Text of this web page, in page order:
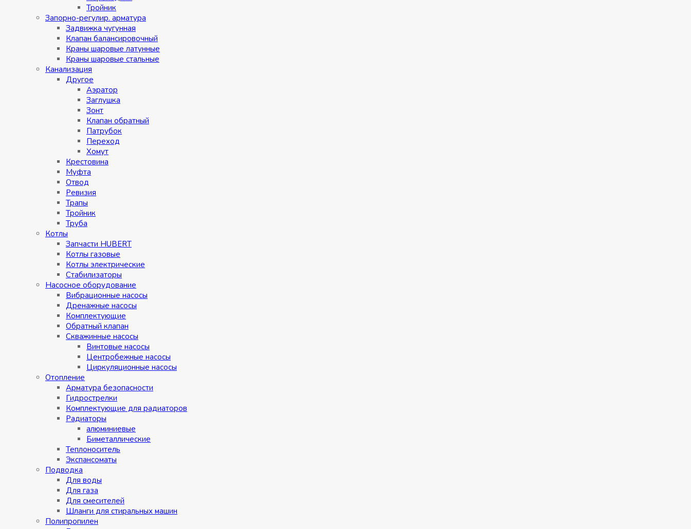
Тройник
Запорно-регулир. арматура
Задвижка чугунная
Клапан балансировочный
Краны шаровые латунные
Краны шаровые стальные
Канализация
Другое
Аэратор
Заглушкa
Зонт
Клапан обратный
Патрубок
Переход
Хомут
Крестовина
Муфтa
Отвод
Ревизия
Трапы
Тройник
Труба
Котлы
Запчасти HUBERT
Котлы газовые
Котлы электрические
Стабилизаторы
Насосное оборудование
Вибрационные насосы
Дренажные насосы
Комплектующие
Обратный клапан
Скважинные насосы
Винтовые насосы
Центробежные насосы
Циркуляционные насосы
Отопление
Арматура безопасности
Гидрострелки
Комплектующие для радиаторов
Радиаторы
алюминиевые
Биметаллические
Теплоноситель
Экспансоматы
Подводка
Для воды
Для газа
Для смесителей
Шланги для стиральных машин
Полипропилен